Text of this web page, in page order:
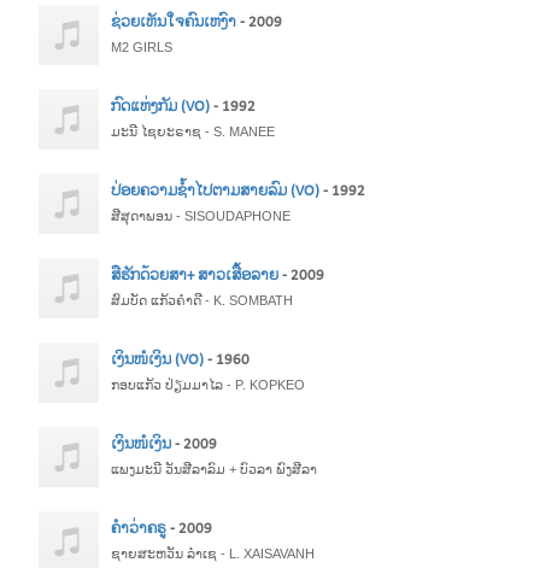
ຊ່ວຍເຫັນໃຈຄົນເຫງົາ- 2009
M2 GIRLS
ກົດແຫ່ງກັມ (VO)- 1992
ມະນີ ໄຊຍະຣາຊ - S. MANEE
ປ່ອຍຄວາມຊ້ຳໄປຕາມສາຍລົມ (VO)- 1992
ສີສຸດາພອນ - SISOUDAPHONE
ສືຮັກດ້ວຍສາ+ ສາວເສື້ອລາຍ- 2009
ສົມບັດ ແກ້ວຄຳດີ - K. SOMBATH
ເງິນໜໍເງິນ (VO)- 1960
ກອບແກ້ວ ປ່ຽມມາໄລ - P. KOPKEO
ເງິນໜໍເງິນ- 2009
ແພງມະນີ ວັນສີລາລົມ + ບົວລາ ພົງສີລາ
ຄຳວ່າຄຣູ- 2009
ຊາຍສະຫວັນ ລຳເຊ - L. XAISAVANH